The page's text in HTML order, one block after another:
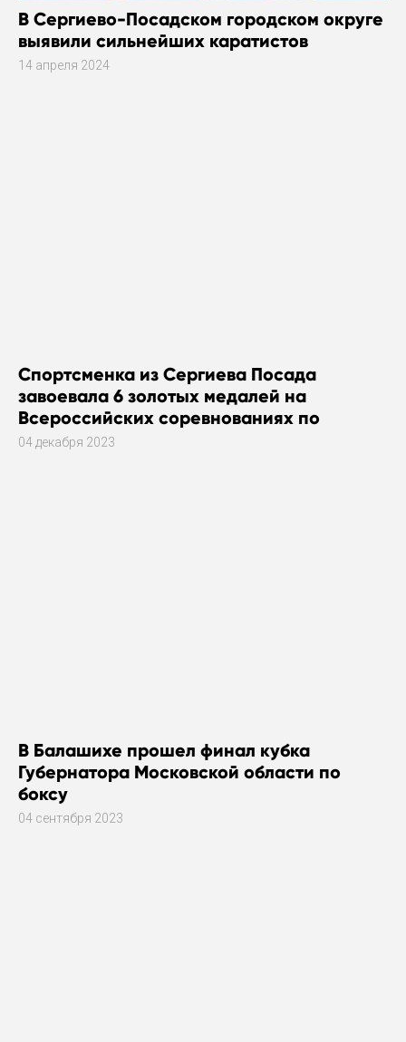
В Сергиево-Посадском городском округе
выявили сильнейших каратистов
14 апреля 2024
Спортсменка из Сергиева Посада
завоевала 6 золотых медалей на
Всероссийских соревнованиях по
плаванию
04 декабря 2023
В Балашихе прошел финал кубка
Губернатора Московской области по
боксу
04 сентября 2023